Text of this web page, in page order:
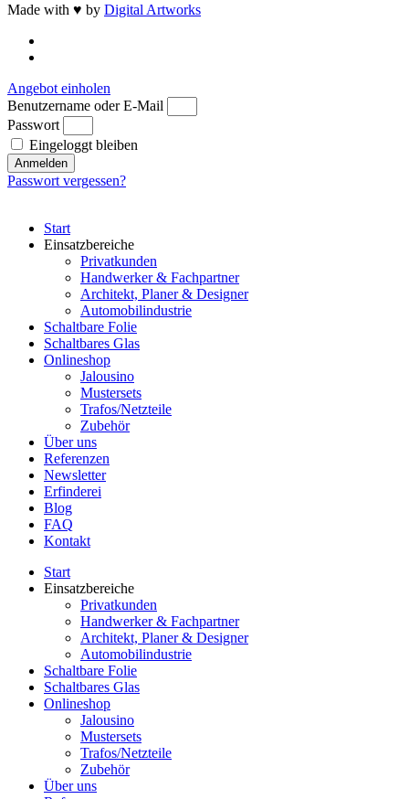
Made with ♥ by Digital Artworks
Angebot einholen
Benutzername oder E-Mail
Passwort
Eingeloggt bleiben
Anmelden
Passwort vergessen?
Start
Einsatzbereiche
Privatkunden
Handwerker & Fachpartner
Architekt, Planer & Designer
Automobilindustrie
Schaltbare Folie
Schaltbares Glas
Onlineshop
Jalousino
Mustersets
Trafos/Netzteile
Zubehör
Über uns
Referenzen
Newsletter
Erfinderei
Blog
FAQ
Kontakt
Start
Einsatzbereiche
Privatkunden
Handwerker & Fachpartner
Architekt, Planer & Designer
Automobilindustrie
Schaltbare Folie
Schaltbares Glas
Onlineshop
Jalousino
Mustersets
Trafos/Netzteile
Zubehör
Über uns